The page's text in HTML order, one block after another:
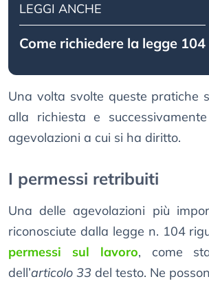
LEGGI ANCHE
Come richiedere la legge 104
Una volta svolte queste pratiche
alla richiesta e
agevolazioni a cui si ha diritto.
I permessi retribuiti
Una delle agevolazioni più
riconosciute dalla legge n. 104
permessi sul lavoro, come
dell’articolo 33 del testo. Ne